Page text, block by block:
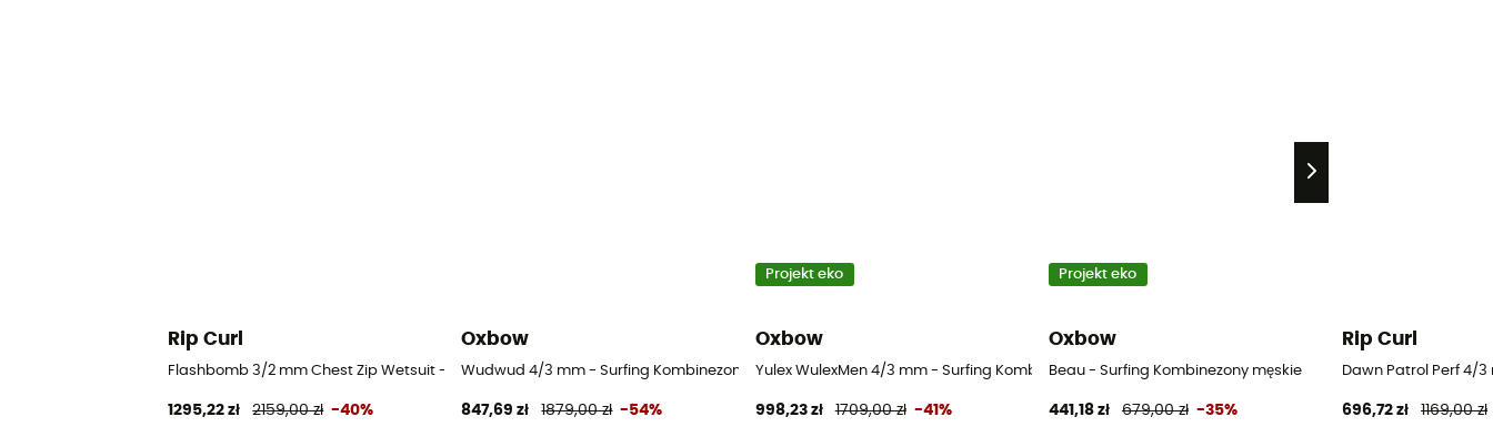
Rip Curl
Flashbomb 3/2 mm Chest Zip Wetsuit - Surfing Kombinezony męskie
1295,22 zł 2159,00 zł -40%
Oxbow
Wudwud 4/3 mm - Surfing Kombinezony męskie
847,69 zł 1879,00 zł -54%
Projekt eko
Oxbow
Yulex WulexMen 4/3 mm - Surfing Kombinezony męskie
998,23 zł 1709,00 zł -41%
Projekt eko
Oxbow
Beau - Surfing Kombinezony męskie
441,18 zł 679,00 zł -35%
Rip Curl
Dawn Patrol Perf 4/
696,72 zł 1169,00 zł